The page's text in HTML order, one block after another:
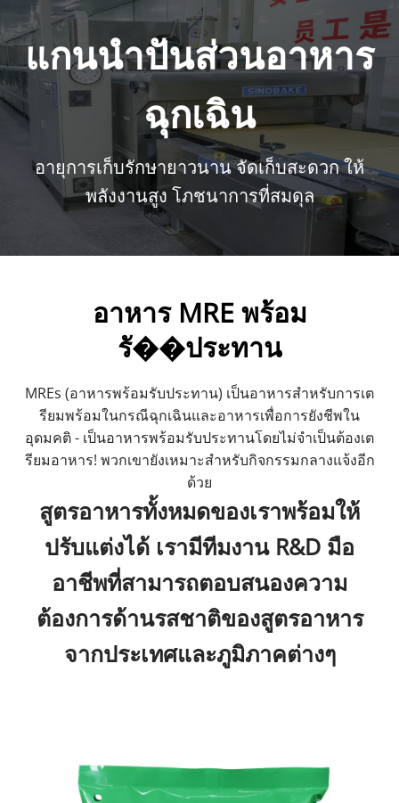
แกนนำปันส่วนอาหาร
ฉุกเฉิน
อายุการเก็บรักษายาวนาน จัดเก็บสะดวก ให้
พลังงานสูง โภชนาการที่สมดุล
อาหาร MRE พร้อม
รั��ประทาน
MREs (อาหารพร้อมรับประทาน) เป็นอาหารสำหรับการเต
รียมพร้อมในกรณีฉุกเฉินและอาหารเพื่อการยังชีพใน
อุดมคติ - เป็นอาหารพร้อมรับประทานโดยไม่จำเป็นต้องเต
รียมอาหาร! พวกเขายังเหมาะสำหรับกิจกรรมกลางแจ้งอีก
ด้วย
สูตรอาหารทั้งหมดของเราพร้อมให้
ปรับแต่งได้ เรามีทีมงาน R&D มือ
อาชีพที่สามารถตอบสนองความ
ต้องการด้านรสชาติของสูตรอาหาร
จากประเทศและภูมิภาคต่างๆ